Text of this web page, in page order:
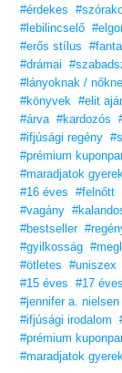
#érdekes
#lebilincselő
#erős stílus
#drámai
#lányoknak /
#könyvek #elit
#árva #kardozós
#ifjúsági regény
#prémium
#maradjatok
#16 éves
#felnőtt
#vagány
#bestseller
#gyilkosság
#ötletes
#uniszex
#15 éves
#17 éves
#jennifer a. nielsen
#ifjúsági irodalom
#prémium
#maradjatok